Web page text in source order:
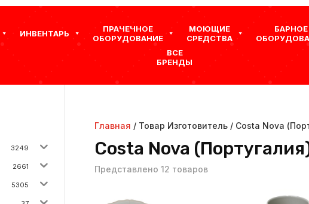
ИНВЕНТАРЬ
ПРАЧЕЧНОЕ
ОБОРУДОВАНИЕ
МОЮЩИЕ
СРЕДСТВА
БАРНОЕ
ВСЕ
БРЕНДЫ
Главная / Товар Изготовитель / Costa Nova
Costa Nova
Представлено 12 товаров
3249
2661
5305